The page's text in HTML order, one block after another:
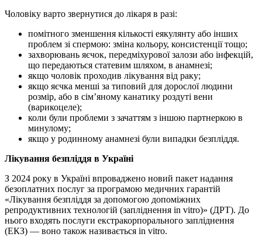
Чоловіку варто звернутися до лікаря в разі:
помітного зменшення кількості еякулянту або інших
проблем зі спермою: зміна кольору, консистенції тощо;
захворювань яєчок, передміхурової залози або інфекцій,
що передаються статевим шляхом, в анамнезі;
якщо чоловік проходив лікування від раку;
якщо яєчка менші за типовий для дорослої людини
розмір, або в сім’яному канатику роздуті вени
(варикоцеле);
коли були проблеми з зачаттям з іншою партнеркою в
минулому;
якщо у родинному анамнезі були випадки безпліддя.
Лікування безпліддя в Україні
З 2024 року в Україні впроваджено новий пакет надання
безоплатних послуг за програмою медичних гарантій
«Лікування безпліддя за допомогою допоміжних
репродуктивних технологій (запліднення іn vitro)» (ДРТ). До
нього входять послуги екстракорпорального запліднення
(ЕКЗ) — воно також називається in vitro.